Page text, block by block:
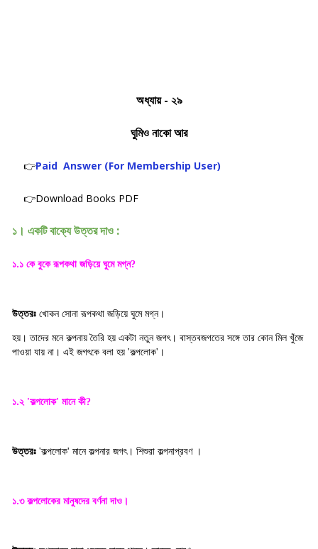
অধ্যায় - ২৯
ঘুমিও নাকো আর
👉Paid Answer (For Membership User)
👉Download Books PDF
১। একটি বাক্যে উত্তর দাও :
১.১ কে বুকে রূপকথা জড়িয়ে ঘুমে মগ্ন?
উত্তরঃ খোকন সোনা রূপকথা জড়িয়ে ঘুমে মগ্ন।
হয়। তাদের মনে কল্পনায় তৈরি হয় একটা নতুন জগৎ। বাস্তবজগতের সঙ্গে তার কোন মিল খুঁজে
পাওয়া যায় না। এই জগৎকে বলা হয় 'কল্পলোক' ।
১.২ 'কল্পলোক' মানে কী?
উত্তরঃ 'কল্পলোক' মানে কল্পনার জগৎ। শিশুরা কল্পনাপ্রবণ ।
১.৩ কল্পলোকের মানুষদের বর্ণনা দাও ।